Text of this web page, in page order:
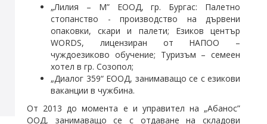
„Лилия – М” ЕООД, гр. Бургас: Палетно
стопанство - производство на дървени
опаковки, скари и палети; Езиков център
WORDS, лицензиран от НАПОО –
чуждоезиково обучение; Туризъм – семеен
хотел в гр. Созопол;
„Диалог 359“ ЕООД, занимаващо се с езикови
ваканции в чужбина.
От 2013 до момента е и управител на „Абанос”
ООД, занимаващо се с отдаване на складови